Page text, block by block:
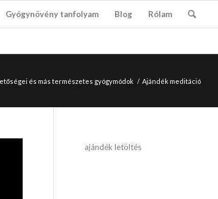
Gyógynövény tanfolyam Blog Rólam
és más természetes gyógymódok / Ajándék meditáció
ajándék letöltés